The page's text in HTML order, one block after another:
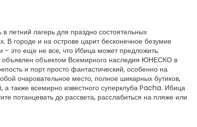
летний лагерь для праздно состоятельных
городе и на острове царит бесконечное безумие
- это еще не все, что Ибица может предложить.
объявлен объектом Всемирного наследия ЮНЕСКО в
и порт просто фантастический, особенно на
очаровательное место, полное шикарных бутиков,
также всемирно известного суперклуба Pacha. Ибица
потанцевать до рассвета, расслабиться на пляже или